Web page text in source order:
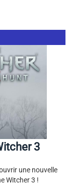
3
une nouvelle
Witcher 3 !